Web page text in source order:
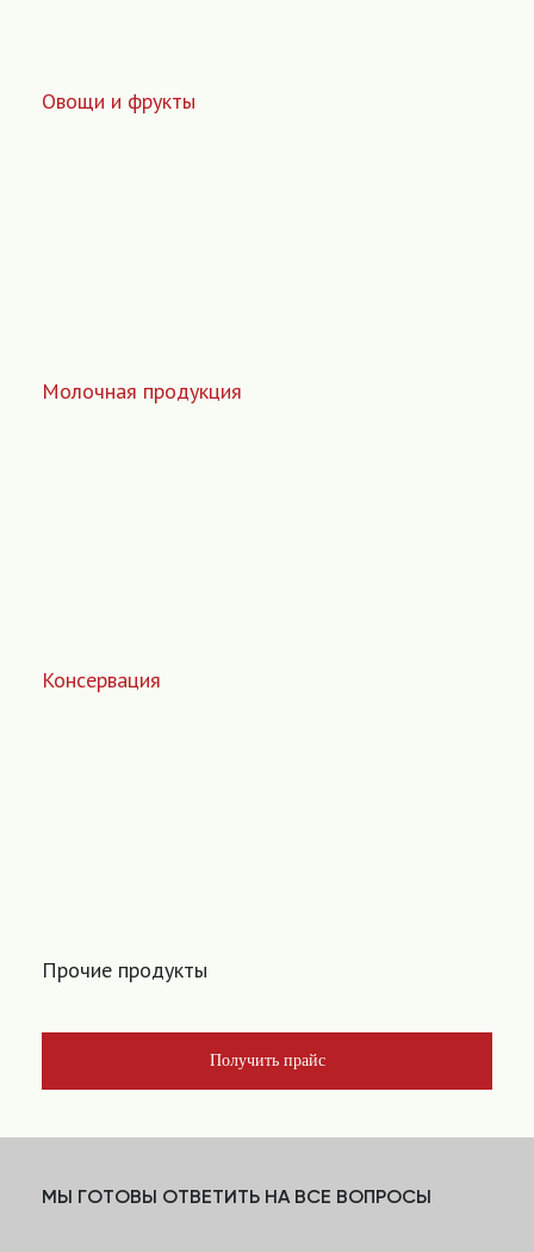
Овощи и фрукты
Молочная продукция
Консервация
Прочие продукты
Получить прайс
МЫ ГОТОВЫ ОТВЕТИТЬ НА ВСЕ ВОПРОСЫ